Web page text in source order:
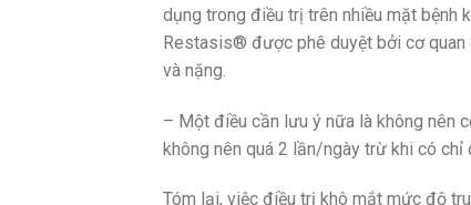
dụng trong điều trị trên nhiều mặt bệnh
Restasis® được phê duyệt bởi cơ quan
và nặng.
– Một điều cần lưu ý nữa là không nên
không nên quá 2 lần/ngày trừ khi có chỉ
Tóm lại, việc điều trị khô mắt mức độ